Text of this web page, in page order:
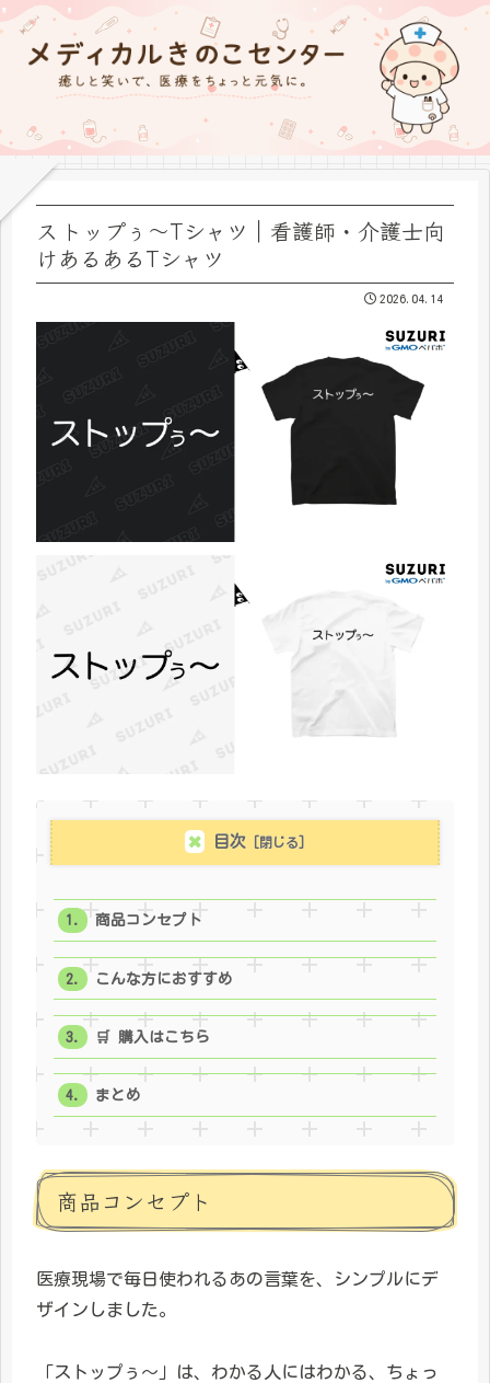
ストップぅ〜Tシャツ｜看護師・介護士向
けあるあるTシャツ
2026.04.14
目次
商品コンセプト
こんな方におすすめ
🛒 購入はこちら
まとめ
商品コンセプト
医療現場で毎日使われるあの言葉を、シンプルにデ
ザインしました。
「ストップぅ〜」は、わかる人にはわかる、ちょっ